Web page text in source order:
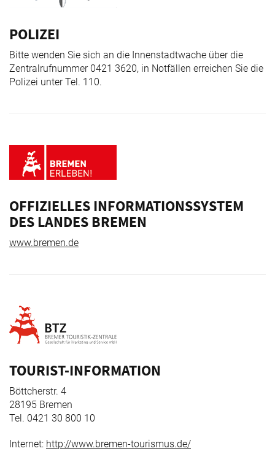
POLIZEI
Bitte wenden Sie sich an die Innenstadtwache über die
Zentralrufnummer 0421 3620, in Notfällen erreichen Sie die
Polizei unter Tel. 110.
OFFIZIELLES INFORMATIONSSYSTEM
DES LANDES BREMEN
www.bremen.de
TOURIST-INFORMATION
Böttcherstr. 4
28195 Bremen
Tel. 0421 30 800 10
Internet: http://www.bremen-tourismus.de/